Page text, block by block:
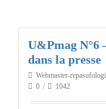
U&Pmag N°6
dans la presse
Webmaster-
0
1042